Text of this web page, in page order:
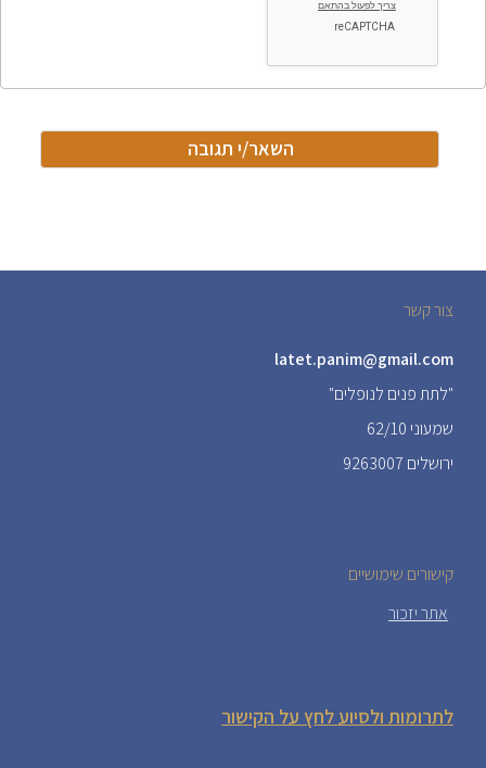
צור קשר
latet.panim@gmail.com
"לתת פנים לנופלים"
שמעוני 62/10
ירושלים 9263007
קישורים שימושיים
אתר יזכור
לתרומות ולסיוע לחץ על הקישור